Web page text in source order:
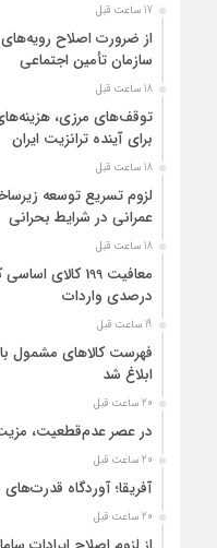
17 ساعت قبل
از ضرورت اصلاح
سازمان تأمین اجتماعی
18 ساعت قبل
توقف‌های مرزی،
برای آینده ترانزیت ایران
18 ساعت قبل
لزوم تسریع توسعه
عمرانی در شرایط بحرانی
18 ساعت قبل
درصدی واردات
19 ساعت قبل
فهرست کالاهای مشمول
ابلاغ شد
20 ساعت قبل
در عصر عدم‌قطعیت،
20 ساعت قبل
آفریقا؛ آوردگاه
20 ساعت قبل